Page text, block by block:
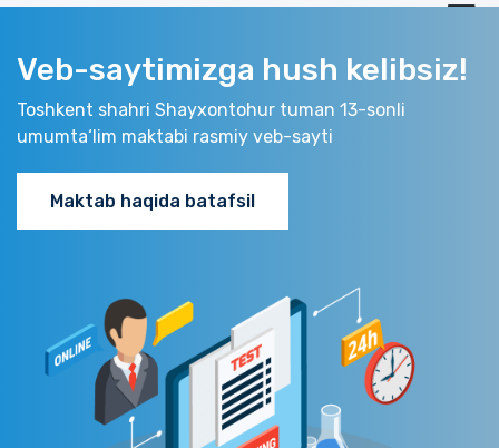
Veb-saytimizga hush kelibsiz!
Toshkent shahri Shayxontohur tuman 13-sonli
umumta‘lim maktabi rasmiy veb-sayti
Maktab haqida batafsil